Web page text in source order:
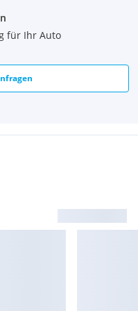
Edelholz Fineline
Umfang)
Rücksitz
Umluft-Control
und rechts, elektr.
für Ihr Auto